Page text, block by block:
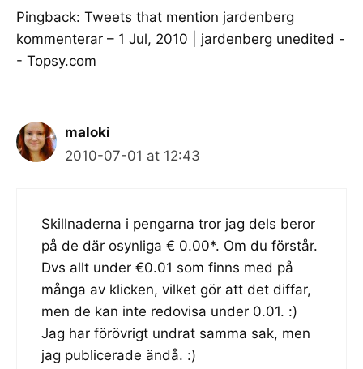
Pingback: Tweets that mention jardenberg
kommenterar – 1 Jul, 2010 | jardenberg unedited -
- Topsy.com
maloki
2010-07-01 at 12:43
Skillnaderna i pengarna tror jag dels beror
på de där osynliga € 0.00*. Om du förstår.
Dvs allt under €0.01 som finns med på
många av klicken, vilket gör att det diffar,
men de kan inte redovisa under 0.01. :)
Jag har förövrigt undrat samma sak, men
jag publicerade ändå. :)